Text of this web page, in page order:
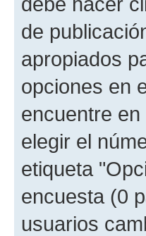
de
apropiados
opciones en
encuentre
elegir el
etiqueta
encuesta (0
usuarios